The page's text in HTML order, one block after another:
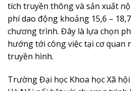
tích truyền thông và sản xuất
phí dao động khoảng 15,6 –
chương trình. Đây là lựa chọn
hướng tới công việc tại cơ quan
truyền hình.
Trường Đại học Khoa học Xã